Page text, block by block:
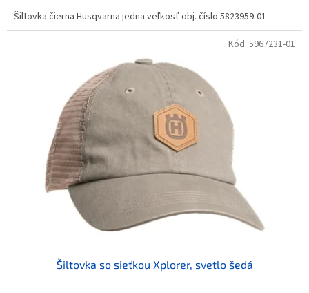
Šiltovka čierna Husqvarna jedna veľkosť obj. číslo 5823959-01
Šiltovka so sieťkou Xplorer, svetlo šedá
Kód: 5967231-01